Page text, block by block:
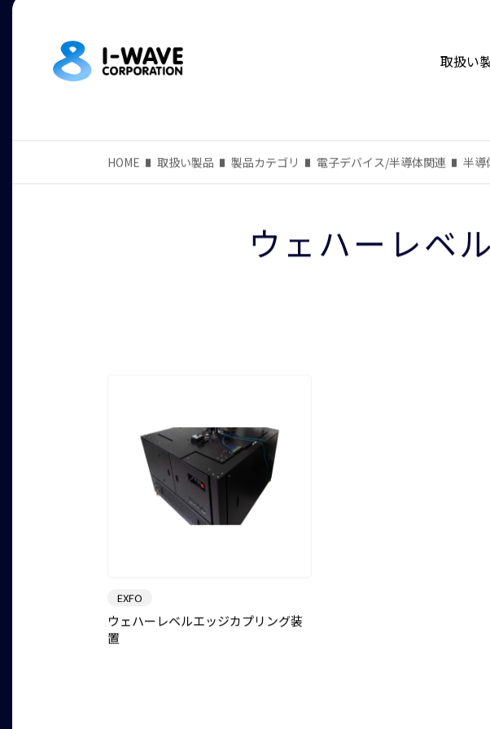
取扱い
HOME 取扱い製品 製品カテゴリ 電子デバイス/半導体関連 半導
ウェハーレベ
EXFO
ウェハーレベルエッジカプリング装
置